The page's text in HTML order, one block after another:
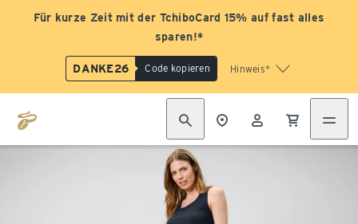
Für kurze Zeit mit der TchiboCard 15% auf fast alles
sparen!*
DANKE26 Code kopieren Hinweis*